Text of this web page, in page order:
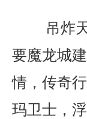
吊炸
要魔龙城
情，传奇
玛卫士，